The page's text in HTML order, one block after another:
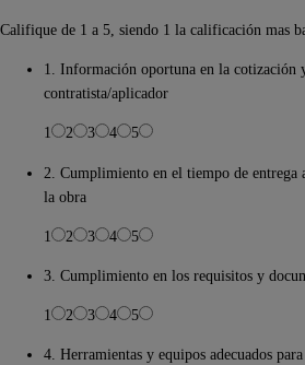
Califique de 1 a 5, siendo 1 la calificación mas
1. Información oportuna en la cotización
contratista/aplicador
1 2 3 4 5
2. Cumplimiento en el tiempo de entrega
la obra
1 2 3 4 5
3. Cumplimiento en los requisitos y
1 2 3 4 5
4. Herramientas y equipos adecuados